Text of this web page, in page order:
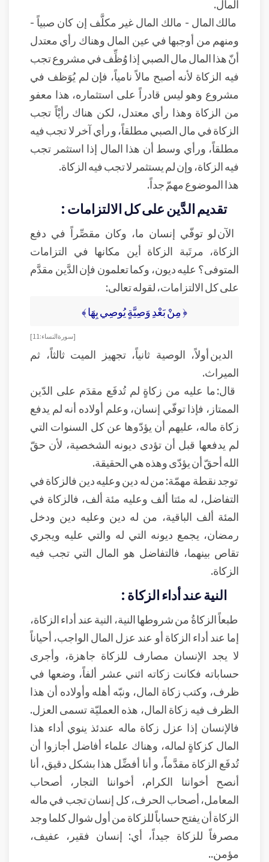
المال.
مالك المال - مالك المال غير مكلَّف إن كان صبياً -
ومنهم من أوجبها في عين المال وهناك رأي معتدل
أنّ هذا المال مال الصبي إذا وُظِّف في مشروع تجب
فيه الزكاة لأنه أصبح مالاً نامياً، فإن لم يُوَظف في
مشروع وهو ليس قادراً على استثماره، هذا معفو
من الزكاة وهذا رأي معتدل، لكن هناك رأيْاً تجب
الزكاة في مال الصبي مطلقاً، و رأي آخر لا تجب فيه
مطلقاً، ورأي وسط أن هذا المال إذا استثمر تجب
فيه الزكاة، وإن لم يستثمر لا تجب فيه الزكاة.
هذا الموضوع مهمّ جداً.
تقديم الدَّين على كل الالتزامات :
الآن لو توفّي إنسان ما، وكان مقصِّراً في دفع
الزكاة، مرتَبة الزكاة أين مكانها في التزامات
المتوفى؟ عليه ديون، وكما تعلمون فإن الدَّين مقدَّم
على كل الالتزامات، لقوله تعالى:
﴿ مِنْ بَعْدِ وَصِيَّةٍ يُوصِي بِهَا ﴾
[ سورة النساء: 11]
الدين أولاً، الوصية ثانياً، تجهيز الميت ثالثاً، ثم
الميراث.
قال: ما عليه من زكاةٍ لم تُدفَع مقدَم على الدّين
الممتاز، فإذا توفّي إنسان، وعلم أولاده أنه لم يدفع
زكاة ماله، عليهم أن يؤدّوها عن كل السنوات التي
لم يدفعها قبل أن تؤدى ديونه الشخصية، لأن حقّ
الله أحقّ أن يؤدّى وهذه هي الحقيقة.
توجد نقطة مهمّة: من له دين وعليه دين فالزكاة في
التفاضل، له مئتا ألف وعليه مئة ألف، فالزكاة في
المئة ألف الباقية، من له دين وعليه دين ودخل
رمضان، يجمع ديونه التي له والتي عليه ويجري
تقاص بينهما، فالتفاضل هو المال التي تجب فيه
الزكاة.
النية عند أداء الزكاة :
طبعاً الزكاةُ من شروطها النية، النية عند أداء الزكاة،
إما عند أداء الزكاة أو عند عزل المال الواجب، أحياناً
لا يجد الإنسان مصارف للزكاة جاهزة، وأجرى
حساباته فكانت زكاته اثني عشر ألفاً، وضعها في
ظرف، وكتب زكاة المال، ونبّه أهله وأولاده أن هذا
الظرف فيه زكاة المال، هذه العمليّة تسمى العزل.
فالإنسان إذا عزل زكاة ماله عندئذ ينوي أداء هذا
المال كزكاةٍ لماله، وهناك علماء أفاضل أجازوا أن
تُدفَع الزكاة مقدَّماً، و أنا أفضِّل هذا بشكل دقيق، أنا
أنصح أخواننا الكرام، أخواننا التجار، أصحاب
المعامل، أصحاب الحرف، كل إنسان تجب في ماله
الزكاة أن يفتح حساباً للزكاة من أول شوال كلما وجد
مصرفاً للزكاة جيداً، أي: إنسان فقير، عفيف،
مؤمن..